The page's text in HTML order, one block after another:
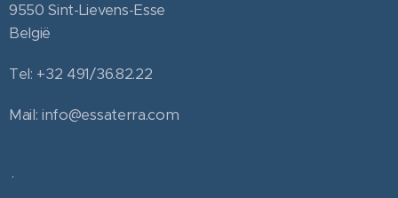
9550 Sint-Lievens-Esse
België
Tel: +32 491/36.82.22
Mail: info@essaterra.com
.